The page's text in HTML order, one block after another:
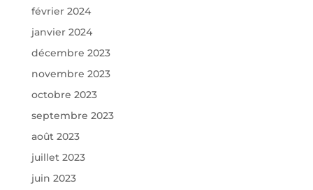
février 2024
janvier 2024
décembre 2023
novembre 2023
octobre 2023
septembre 2023
août 2023
juillet 2023
juin 2023